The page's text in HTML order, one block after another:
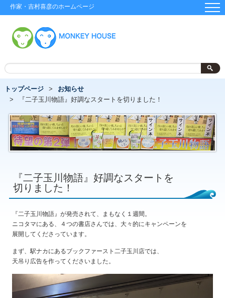
作家・吉村喜彦のホームページ
トップページ
お知らせ
『二子玉川物語』好調なスタートを切りました！
『二子玉川物語』好調なスタートを
切りました！
『二子玉川物語』が発売されて、まもなく１週間。
ニコタマにある、４つの書店さんでは、大々的にキャンペーンを
展開してくださっています。
まず、駅ナカにあるブックファースト二子玉川店では、
天吊り広告を作ってくださいました。